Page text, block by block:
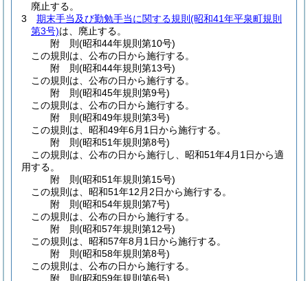
廃止する。
3
期末手当及び勤勉手当に関する規則 (昭和41年平泉町規則
第3号)は、廃止する。
附 則(昭和44年規則第10号)
この規則は、公布の日から施行する。
附 則(昭和44年規則第13号)
この規則は、公布の日から施行する。
附 則(昭和45年規則第9号)
この規則は、公布の日から施行する。
附 則(昭和49年規則第3号)
この規則は、昭和49年6月1日から施行する。
附 則(昭和51年規則第8号)
この規則は、公布の日から施行し、昭和51年4月1日から適
用する。
附 則(昭和51年規則第15号)
この規則は、昭和51年12月2日から施行する。
附 則(昭和54年規則第7号)
この規則は、公布の日から施行する。
附 則(昭和57年規則第12号)
この規則は、昭和57年8月1日から施行する。
附 則(昭和58年規則第8号)
この規則は、公布の日から施行する。
附 則(昭和59年規則第6号)